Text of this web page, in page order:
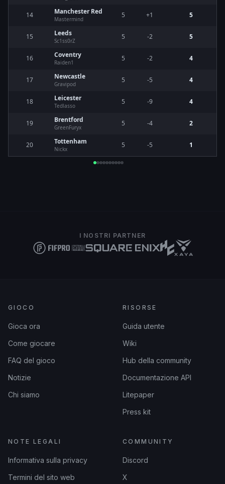
14 Manchester Red
Mastermind 5 +1 5
15 Leeds
Sc1ss0rZ 5 -2 5
16 Coventry
Raiden1 5 -2 4
17 Newcastle
Gravipod 5 -5 4
18 Leicester
Tedlasso 5 -9 4
19 Brentford
GreenFuryx 5 -4 2
20 Tottenham
Nickx 5 -5 1
I NOSTRI PARTNER
GIOCO
Gioca ora
Come giocare
FAQ del gioco
Notizie
Chi siamo
RISORSE
Guida utente
Wiki
Hub della community
Documentazione API
Litepaper
Press kit
NOTE LEGALI
Informativa sulla privacy
Termini del sito web
COMMUNITY
Discord
X